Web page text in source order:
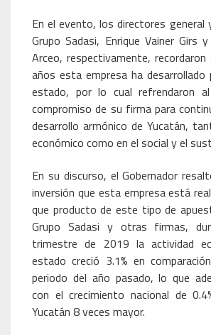
En el evento, los directores general
Grupo Sadasi, Enrique Vainer Girs
Arceo, respectivamente, recordaron
años esta empresa ha
estado, por lo cual refrendaron
compromiso de su firma para
desarrollo armónico de Yucatán,
económico como en el social y el
En su discurso, el Gobernador
inversión que esta empresa está
que producto de este tipo de
Grupo Sadasi y otras firmas,
trimestre de 2019 la actividad
estado creció 3.1% en
periodo del año pasado, lo que
con el crecimiento nacional de
Yucatán 8 veces mayor.